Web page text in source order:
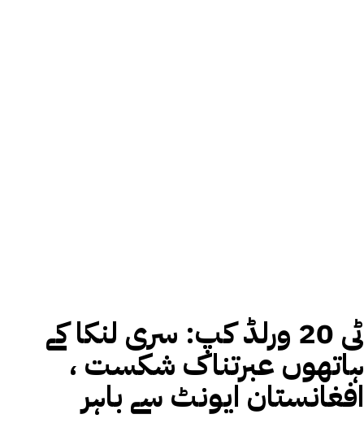
ٹی 20 ورلڈ کپ: سری لنکا کے
ہاتھوں عبرتناک شکست ،
افغانستان ایونٹ سے باہر